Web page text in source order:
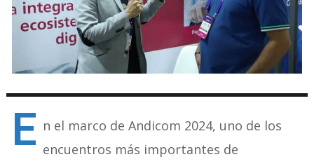
E n el marco de Andicom 2024, uno de los
encuentros más importantes de